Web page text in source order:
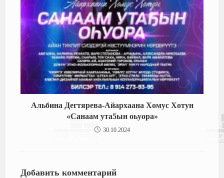
Альбина Дегтярева-Айархаана Хомус Хотун
«Санаам ута5ын оьуора»
30.10.2024
Добавить комментарий